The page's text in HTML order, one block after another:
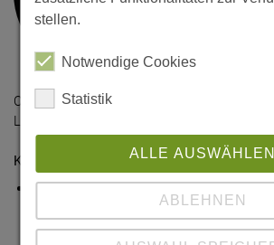
Christiane Carstensen ist in der Schnittstelle
Lernen und digitaler Transformation tätig.
Kurzvita:
Christiane Carstensen verfügt über
der Bildungsarbeit, insbesondere an der
Sprache, Lernen und digitaler
stellen.
Notwendige Cookies
Statistik
ALLE AUSWÄHLEN
ABLEHNEN